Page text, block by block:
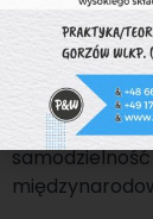
Krótki
początkiem
kilku tygodni,
lidera
pokazuje